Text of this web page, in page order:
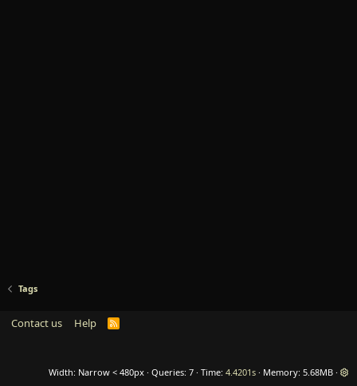
Tags
Contact us Help
R
Width Queries 7 Time 4.4201s Memory 5.68MB